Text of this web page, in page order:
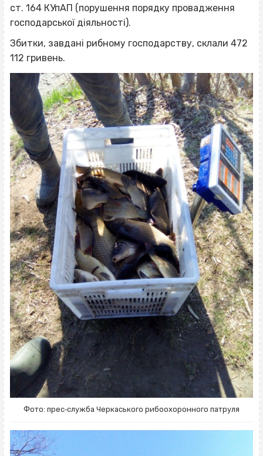
ст. 164 КУпАП (порушення порядку провадження
господарської діяльності).
Збитки, завдані рибному господарству, склали 472
112 гривень.
Фото: прес‐служба Черкаського рибоохоронного патруля